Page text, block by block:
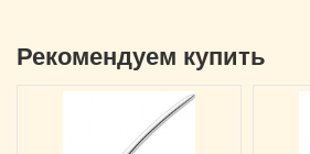
Рекомендуем купить